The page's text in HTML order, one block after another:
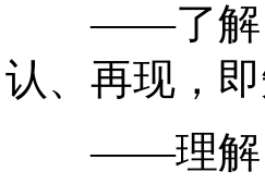
——了解，
认、再现，
——理解，